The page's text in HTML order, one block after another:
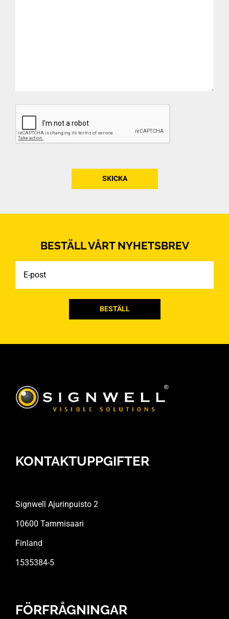
BESTÄLL VÅRT NYHETSBREV
KONTAKTUPPGIFTER
Signwell Ajurinpuisto 2
10600 Tammisaari
Finland
1535384-5
FÖRFRÅGNINGAR